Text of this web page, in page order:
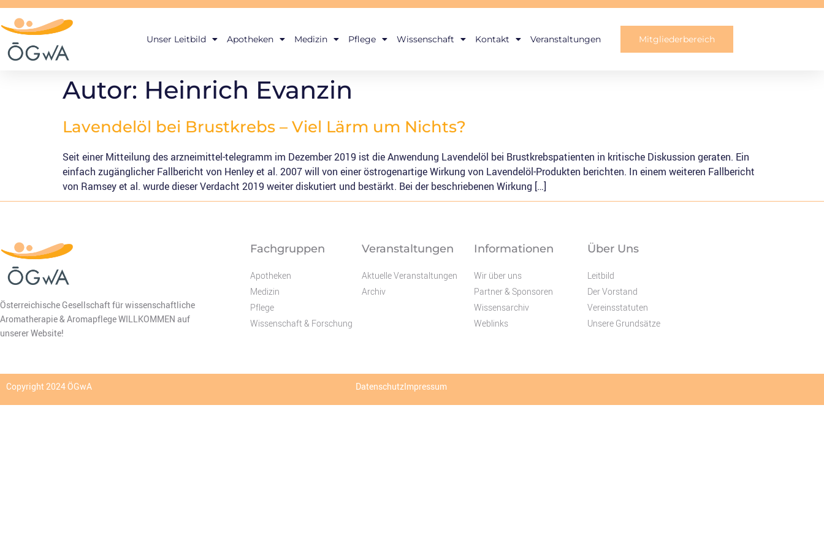
Unser Leitbild Apotheken Medizin Pflege Wissenschaft Kontakt Veranstaltungen Mitgliederbereich
Autor: Heinrich Evanzin
Lavendelöl bei Brustkrebs – Viel Lärm um Nichts?
Seit einer Mitteilung des arzneimittel-telegramm im Dezember 2019 ist die Anwendung Lavendelöl bei Brust­krebs­patien­ten in kritische Diskussion geraten. Ein
einfach zugänglicher Fallbericht von Henley et al. 2007 will von einer östrogenartige Wirkung von Lavendelöl-Produkten berichten. In einem weiteren Fallbericht
von Ramsey et al. wurde dieser Verdacht 2019 weiter diskutiert und bestärkt. Bei der beschriebenen Wirkung […]
Österreichische Gesellschaft für wissenschaftliche
Aromatherapie & Aromapflege WILLKOMMEN auf
unserer Website!
Fachgruppen
Apotheken
Medizin
Pflege
Wissenschaft & Forschung
Veranstaltungen
Aktuelle Veranstaltungen
Archiv
Informationen
Wir über uns
Partner & Sponsoren
Wissensarchiv
Weblinks
Über Uns
Leitbild
Der Vorstand
Vereinsstatuten
Unsere Grundsätze
Copyright 2024 ÖGwA DatenschutzImpressum